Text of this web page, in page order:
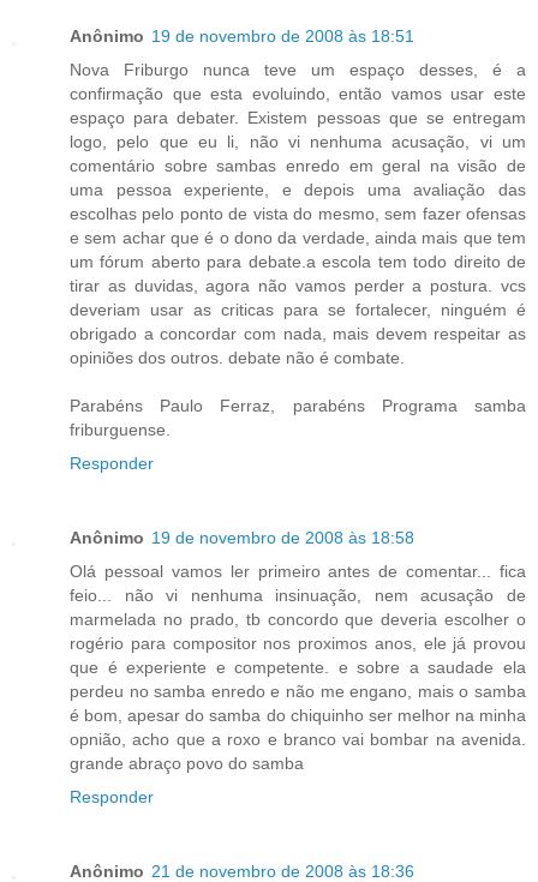
Anônimo 19 de novembro de 2008 às 18:51
Nova Friburgo nunca teve um espaço desses, é a
confirmação que esta evoluindo, então vamos usar este
espaço para debater. Existem pessoas que se entregam
logo, pelo que eu li, não vi nenhuma acusação, vi um
comentário sobre sambas enredo em geral na visão de
uma pessoa experiente, e depois uma avaliação das
escolhas pelo ponto de vista do mesmo, sem fazer ofensas
e sem achar que é o dono da verdade, ainda mais que tem
um fórum aberto para debate.a escola tem todo direito de
tirar as duvidas, agora não vamos perder a postura. vcs
deveriam usar as criticas para se fortalecer, ninguém é
obrigado a concordar com nada, mais devem respeitar as
opiniões dos outros. debate não é combate.
Parabéns Paulo Ferraz, parabéns Programa samba
friburguense.
Responder
Anônimo 19 de novembro de 2008 às 18:58
Olá pessoal vamos ler primeiro antes de comentar... fica
feio... não vi nenhuma insinuação, nem acusação de
marmelada no prado, tb concordo que deveria escolher o
rogério para compositor nos proximos anos, ele já provou
que é experiente e competente. e sobre a saudade ela
perdeu no samba enredo e não me engano, mais o samba
é bom, apesar do samba do chiquinho ser melhor na minha
opnião, acho que a roxo e branco vai bombar na avenida.
grande abraço povo do samba
Responder
Anônimo 21 de novembro de 2008 às 18:36